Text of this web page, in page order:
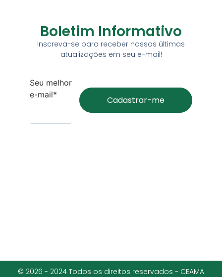
Boletim Informativo
Inscreva-se para receber nossas últimas
atualizações em seu e-mail!
Seu melhor
e-mail*
© 2026 - 2024 Todos os direitos reservados - CEAMA